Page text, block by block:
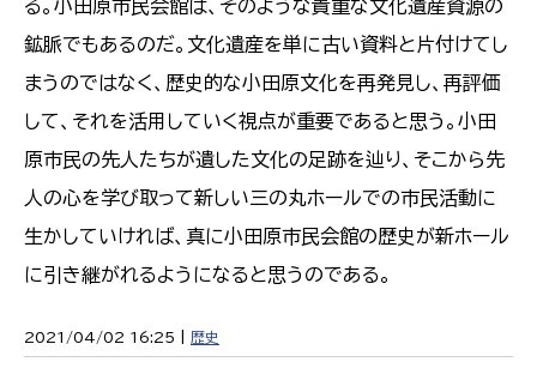
る。小田原市民会館は、そのような貴重な文化遺産資源の
鉱脈でもあるのだ。文化遺産を単に古い資料と片付けてし
まうのではなく、歴史的な小田原文化を再発見し、再評価
して、それを活用していく視点が重要であると思う。小田
原市民の先人たちが遺した文化の足跡を辿り、そこから先
人の心を学び取って新しい三の丸ホールでの市民活動に
生かしていければ、真に小田原市民会館の歴史が新ホール
に引き継がれるようになると思うのである。
2021/04/02 16:25 | 歴史